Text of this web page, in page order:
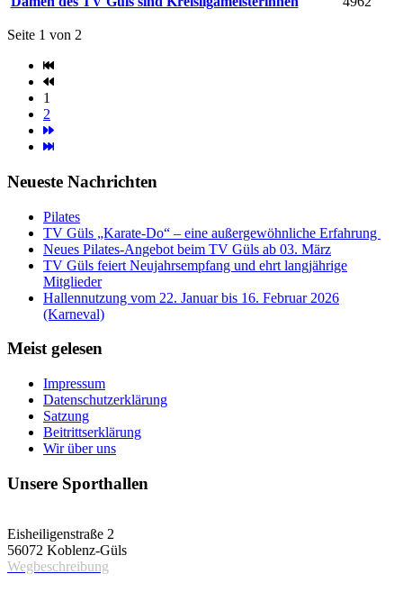
Seite 1 von 2
1
2
Neueste Nachrichten
Pilates
TV Güls „Karate-Do“ – eine außergewöhnliche Erfahrung
Neues Pilates-Angebot beim TV Güls ab 03. März
TV Güls feiert Neujahrsempfang und ehrt langjährige
Mitglieder
Hallennutzung vom 22. Januar bis 16. Februar 2026
(Karneval)
Meist gelesen
Impressum
Datenschutzerklärung
Satzung
Beitrittserklärung
Wir über uns
Unsere Sporthallen
Eisheiligenstraße 2
56072 Koblenz-Güls
Wegbeschreibung